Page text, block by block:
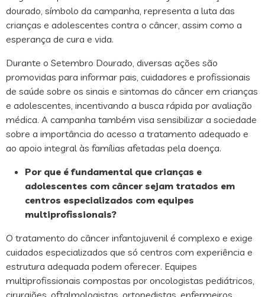
dourado, símbolo da campanha, representa a luta das
crianças e adolescentes contra o câncer, assim como a
esperança de cura e vida.
Durante o Setembro Dourado, diversas ações são
promovidas para informar pais, cuidadores e profissionais
de saúde sobre os sinais e sintomas do câncer em crianças
e adolescentes, incentivando a busca rápida por avaliação
médica. A campanha também visa sensibilizar a sociedade
sobre a importância do acesso a tratamento adequado e
ao apoio integral às famílias afetadas pela doença.
Por que é fundamental que crianças e
adolescentes com câncer sejam tratados em
centros especializados com equipes
multiprofissionais?
O tratamento do câncer infantojuvenil é complexo e exige
cuidados especializados que só centros com experiência e
estrutura adequada podem oferecer. Equipes
multiprofissionais compostas por oncologistas pediátricos,